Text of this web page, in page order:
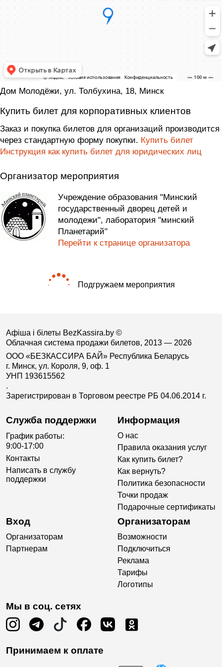
Дом Молодёжи, ул. Толбухина, 18, Минск
Купить билет для корпоративных клиентов
Заказ и покупка билетов для организаций производится
через стандартную форму покупки. Купить билет
Инструкция как купить билет для юридических лиц
Организатор мероприятия
Учреждение образования "Минский
государственный дворец детей и
молодежи", лаборатория "минский
Планетарий"
Перейти к странице организатора
Подгружаем мероприятия
Афіша і білеты BezKassira.by ©
Облачная система продажи билетов, 2013 — 2026
ООО «БЕЗКАССИРА БАЙ» Республика Беларусь
г. Минск, ул. Короля, 9, оф. 1
УНП 193615562
.
Зарегистрирован в Торговом реестре РБ 04.06.2014 г.
Служба поддержки
График работы:
9:00-17:00
Контакты
Написать в службу
поддержки
Информация
О нас
Правила оказания услуг
Как купить билет?
Как вернуть?
Политика безопасности
Точки продаж
Подарочные сертификаты
Вход
Организаторам
Партнерам
Организаторам
Возможности
Подключиться
Реклама
Тарифы
Логотипы
Мы в соц. сетях
Принимаем к оплате